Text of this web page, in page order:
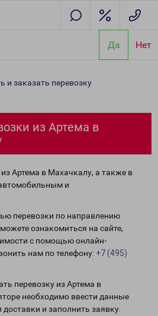
Да Нет
и заказать перевозку
из Артема в
Артема в Махачкалу, а также в
и
перевозки по направлению
ознакомиться на сайте,
с помощью онлайн-
нам по телефону: +7 (495)
перевозку из Артема в
необходимо ввести данные
и заполнить заявку.